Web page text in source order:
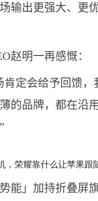
输出更强大、更
赵明一再感慨：
肯定会给予回馈，
的品牌，都在沿
，荣耀靠什么让苹果跟
能」加持折叠屏